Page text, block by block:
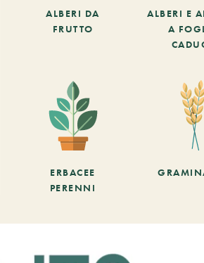
ALBERI DA
FRUTTO
ALBERI E
A
ERBACEE
PERENNI